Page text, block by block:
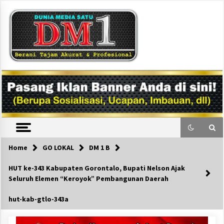
content
DM1
Home GO LOKAL DM 1 B
HUT ke-343 Kabupaten Gorontalo, Bupati Nelson Ajak
Seluruh Elemen “Keroyok” Pembangunan Daerah
hut-kab-gtlo-343a